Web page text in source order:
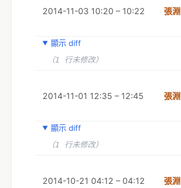
2014-11-03 10:20 – 10:22 張
顯示 diff
（1 行未修改）
2014-11-01 12:35 – 12:45 張
顯示 diff
（1 行未修改）
2014-10-21 04:12 – 04:12 張